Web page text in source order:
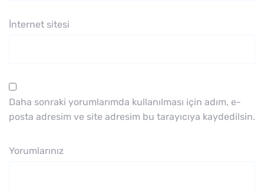
İnternet sitesi
Daha sonraki yorumlarımda kullanılması için adım, e-
posta adresim ve site adresim bu tarayıcıya kaydedilsin.
Yorumlarınız